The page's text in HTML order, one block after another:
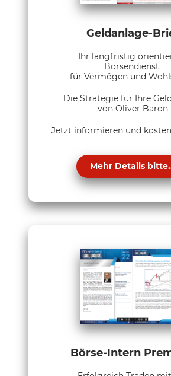
Geldanlage-
Ihr langfristig
Börsendienst
für Vermögen und
Die Strategie für Ihre
von Oliver Baron
Jetzt informieren und
Mehr Details
Börse-Intern